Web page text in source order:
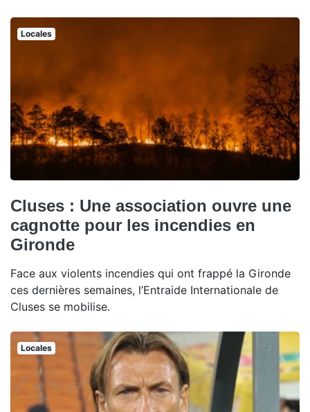
Locales
Cluses : Une association ouvre une
cagnotte pour les incendies en
Gironde
Face aux violents incendies qui ont frappé la Gironde
ces dernières semaines, l’Entraide Internationale de
Cluses se mobilise.
Locales